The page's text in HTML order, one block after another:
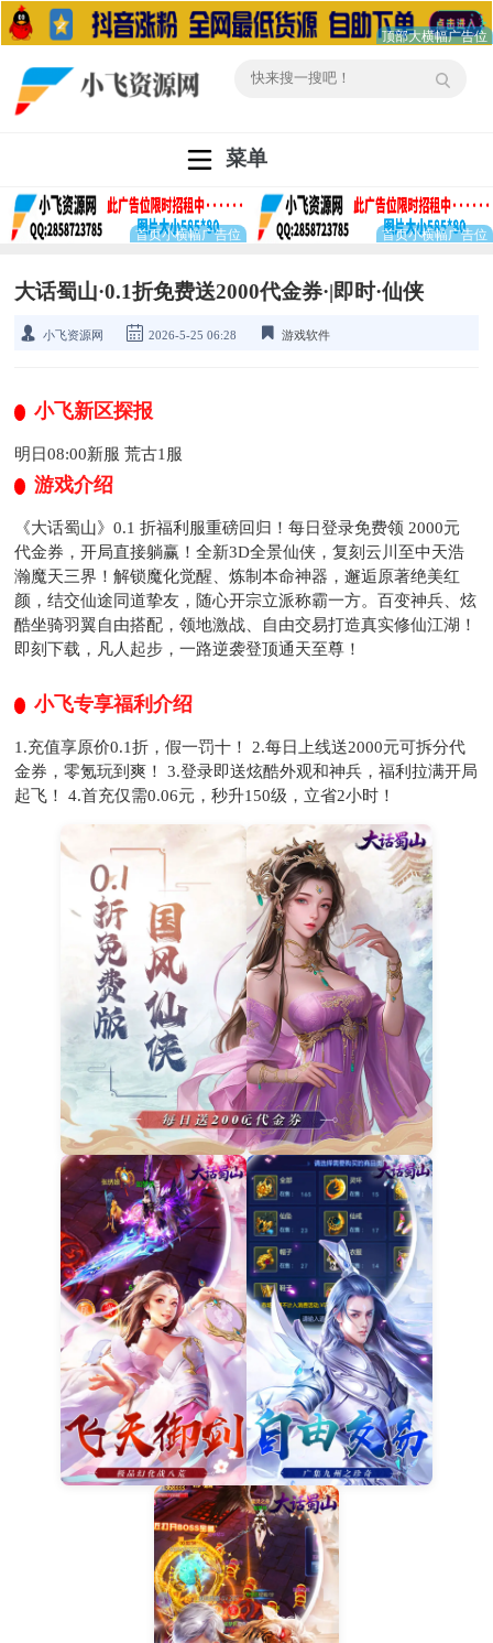
菜单
大话蜀山·0.1折免费送2000代金券·|即时·仙侠
小飞资源网 2026-5-25 06:28 游戏软件
小飞新区探报
明日08:00新服 荒古1服
游戏介绍
《大话蜀山》0.1 折福利服重磅回归！每日登录免费领 2000元
代金券，开局直接躺赢！全新3D全景仙侠，复刻云川至中天浩
瀚魔天三界！解锁魔化觉醒、炼制本命神器，邂逅原著绝美红
颜，结交仙途同道挚友，随心开宗立派称霸一方。百变神兵、炫
酷坐骑羽翼自由搭配，领地激战、自由交易打造真实修仙江湖！
即刻下载，凡人起步，一路逆袭登顶通天至尊！
小飞专享福利介绍
1.充值享原价0.1折，假一罚十！ 2.每日上线送2000元可拆分代
金券，零氪玩到爽！ 3.登录即送炫酷外观和神兵，福利拉满开局
起飞！ 4.首充仅需0.06元，秒升150级，立省2小时！